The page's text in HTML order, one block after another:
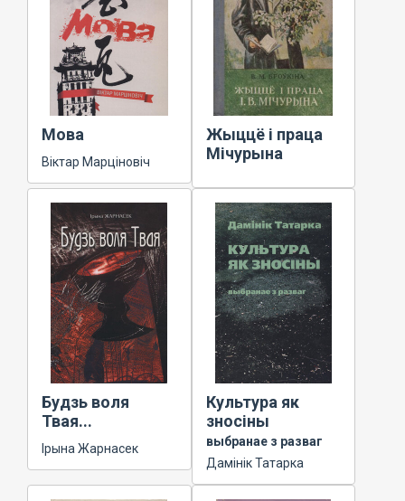
Мова
Віктар Марціновіч
Жыццё і праца
Мічурына
Будзь воля
Твая...
Ірына Жарнасек
Культура як
зносіны
выбранае з разваг
Дамінік Татарка